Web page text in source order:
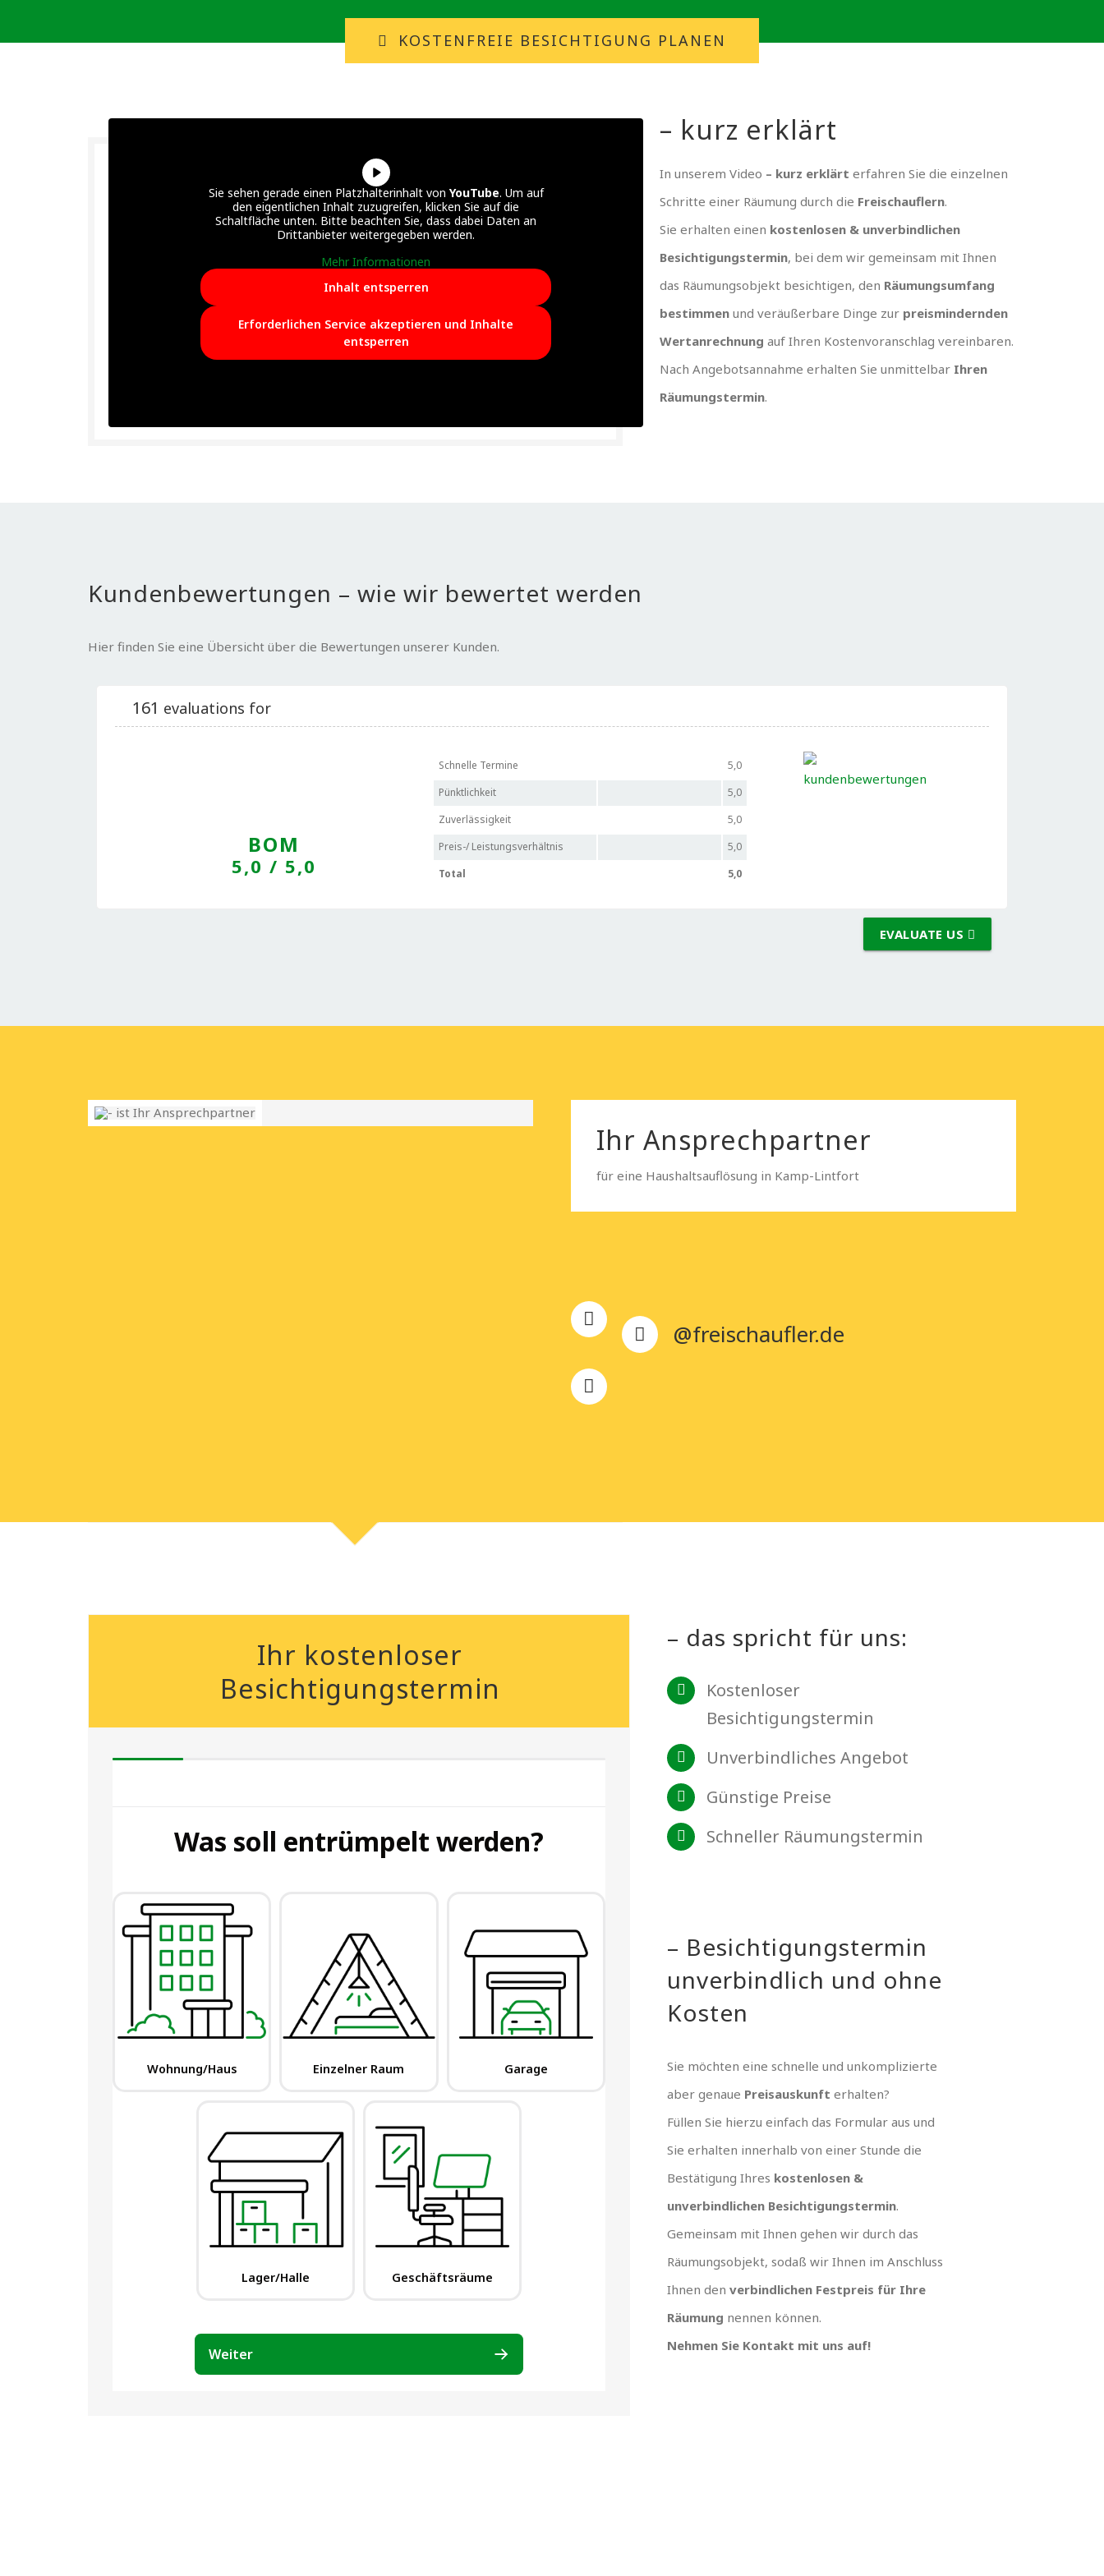
KOSTENFREIE BESICHTIGUNG PLANEN
Sie sehen gerade einen Platzhalterinhalt von YouTube. Um auf
den eigentlichen Inhalt zuzugreifen, klicken Sie auf die
Schaltfläche unten. Bitte beachten Sie, dass dabei Daten an
Drittanbieter weitergegeben werden.
Mehr Informationen
Inhalt entsperren
Erforderlichen Service akzeptieren und Inhalte
entsperren
– kurz erklärt
In unserem Video – kurz erklärt erfahren Sie die einzelnen
Schritte einer Räumung durch die Freischauflern.
Sie erhalten einen kostenlosen & unverbindlichen
Besichtigungstermin, bei dem wir gemeinsam mit Ihnen
das Räumungsobjekt besichtigen, den Räumungsumfang
bestimmen und veräußerbare Dinge zur preismindernden
Wertanrechnung auf Ihren Kostenvoranschlag vereinbaren.
Nach Angebotsannahme erhalten Sie unmittelbar Ihren
Räumungstermin.
Kundenbewertungen – wie wir bewertet werden
Hier finden Sie eine Übersicht über die Bewertungen unserer Kunden.
161 evaluations for
BOM
5,0 / 5,0
Schnelle Termine
5,0
Pünktlichkeit
5,0
Zuverlässigkeit
5,0
Preis-/ Leistungsverhältnis
5,0
Total
5,0
EVALUATE US
Ihr Ansprechpartner
für eine Haushaltsauflösung in Kamp-Lintfort
@freischaufler.de
Ihr kostenloser
Besichtigungstermin
– das spricht für uns:
Kostenloser
Besichtigungstermin
Unverbindliches Angebot
Günstige Preise
Schneller Räumungstermin
– Besichtigungstermin
unverbindlich und ohne
Kosten
Sie möchten eine schnelle und unkomplizierte
aber genaue Preisauskunft erhalten?
Füllen Sie hierzu einfach das Formular aus und
Sie erhalten innerhalb von einer Stunde die
Bestätigung Ihres kostenlosen &
unverbindlichen Besichtigungstermin.
Gemeinsam mit Ihnen gehen wir durch das
Räumungsobjekt, sodaß wir Ihnen im Anschluss
Ihnen denverbindlichen Festpreis für Ihre
Räumung nennen können.
Nehmen Sie Kontakt mit uns auf!